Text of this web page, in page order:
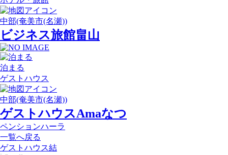
中部(奄美市(名瀬))
ビジネス旅館畠山
泊まる
ゲストハウス
中部(奄美市(名瀬))
ゲストハウスAmaなつ
ペンションハーラ
一覧へ戻る
ゲストハウス結